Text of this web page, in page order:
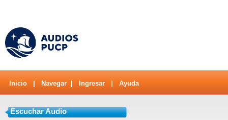
Inicio Navegar Ingresar Ayuda
Escuchar Audio